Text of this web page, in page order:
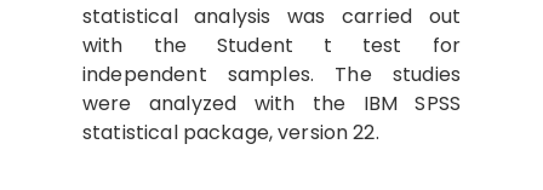
statistical analysis was carried out
with the Student t test for
independent samples. The studies
were analyzed with the IBM SPSS
statistical package, version 22.